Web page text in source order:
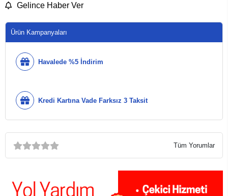
Gelince Haber Ver
Ürün Kampanyaları
Havalede %5 İndirim
Kredi Kartına Vade Farksız 3 Taksit
Tüm Yorumlar